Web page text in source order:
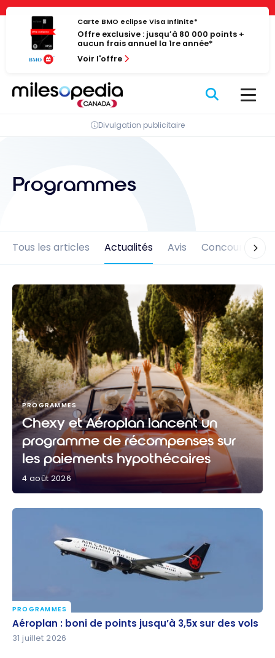
Panneau de gestion des cookies
Passer
contenu
Carte BMO eclipse Visa Infinite*
Offre exclusive : jusqu’à 80 000 points +
aucun frais annuel la 1re année*
Voir l'offre
Divulgation publicitaire
Programmes
Tous les articles Actualités Avis Concours
PROGRAMMES
Chexy et Aéroplan lancent un
programme de récompenses sur
les paiements hypothécaires
4 août 2026
Aéroplan : boni de points jusqu’à 3,5x sur des vols
PROGRAMMES
Aéroplan : boni de points jusqu’à 3,5x sur des vols
31 juillet 2026